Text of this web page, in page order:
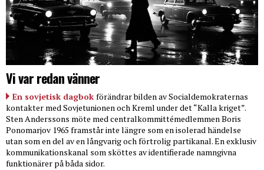
Vi var redan vänner
En sovjetisk dagbok förändrar bilden av Socialdemokraternas
kontakter med Sovjetunionen och Kreml under det “Kalla kriget”.
Sten Anderssons möte med centralkommittémedlemmen Boris
Ponomarjov 1965 framstår inte längre som en isolerad händelse
utan som en del av en långvarig och förtrolig partikanal. En exklusiv
kommunikationskanal som sköttes av identifierade namngivna
funktionärer på båda sidor.